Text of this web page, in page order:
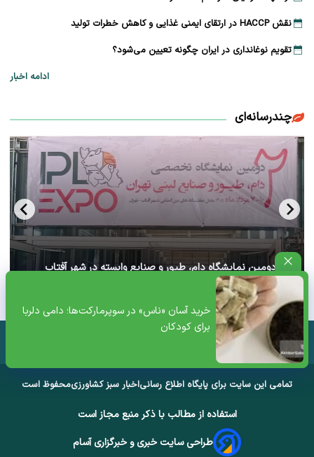
خرید آسان «ناس» در سوپرمارکت‌ها؛ دامی دلربا
برای کودکان
نقش HACCP در ارتقای ایمنی غذایی و کاهش خطرات تولید
تقویم نوغانداری در ایران چگونه تعیین می‌شود؟
ادامه اخبار
چندرسانه‌ای
آغاز دومین نمایشگاه دام، طیور و صنایع وابسته در شهر آفتاب
تهران+ ویدئو
تمامی این سایت برای پایگاه اطلاع رسانیاخبار سبز کشاورزیمحفوظ است
استفاده از مطالب با ذکر منبع مجاز است
طراحی سایت خبری و خبرگزاری آسام